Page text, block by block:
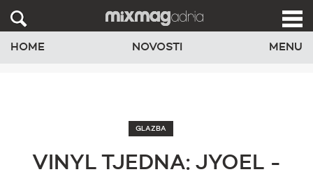
HOME NOVOSTI MENU
GLAZBA
VINYL TJEDNA: JYOEL -